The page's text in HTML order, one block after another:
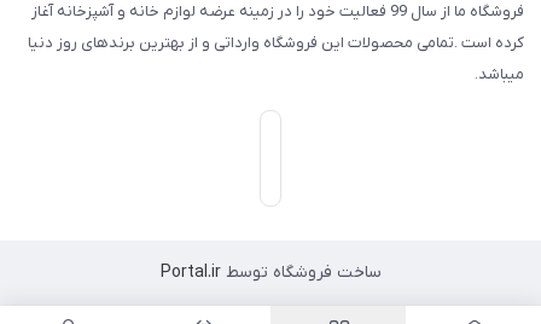
فروشگاه ما از سال 99 فعالیت خود را در زمینه عرضه لوازم خانه و آشپزخانه آغاز
کرده است .تمامی محصولات این فروشگاه وارداتی و از بهترین برندهای روز دنیا
میباشد.
ساخت فروشگاه توسطPortal.ir